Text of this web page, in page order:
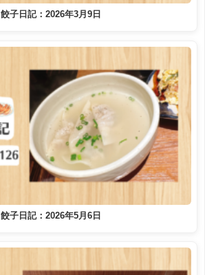
餃子日記：2026年3月9日
餃子日記：2026年5月6日